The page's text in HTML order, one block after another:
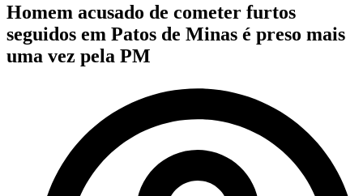
Homem acusado de cometer furtos
seguidos em Patos de Minas é preso mais
uma vez pela PM